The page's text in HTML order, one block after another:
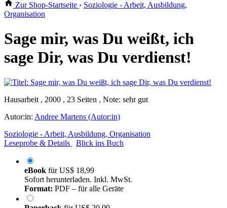
Zur Shop-Startseite › Soziologie - Arbeit, Ausbildung,
Organisation
Sage mir, was Du weißt, ich
sage Dir, was Du verdienst!
Hausarbeit , 2000 , 23 Seiten , Note: sehr gut
Autor:in: Andree Martens (Autor:in)
Soziologie - Arbeit, Ausbildung, Organisation
Leseprobe & Details
Blick ins Buch
eBook fürUS$ 18,99
Sofort herunterladen. Inkl. MwSt.
Format: PDF – für alle Geräte